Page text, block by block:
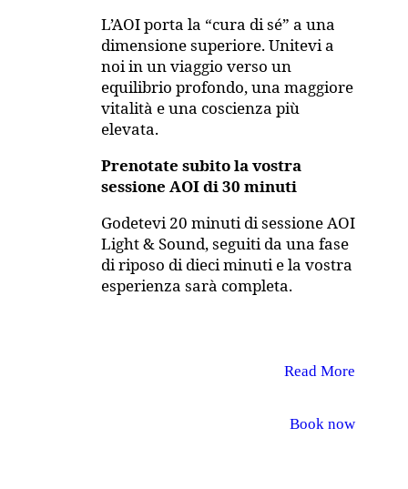
L’AOI porta la “cura di sé” a una
dimensione superiore. Unitevi a
noi in un viaggio verso un
equilibrio profondo, una maggiore
vitalità e una coscienza più
elevata.
Prenotate subito la vostra
sessione AOI di 30 minuti
Godetevi 20 minuti di sessione AOI
Light & Sound, seguiti da una fase
di riposo di dieci minuti e la vostra
esperienza sarà completa.
Read More
Book now